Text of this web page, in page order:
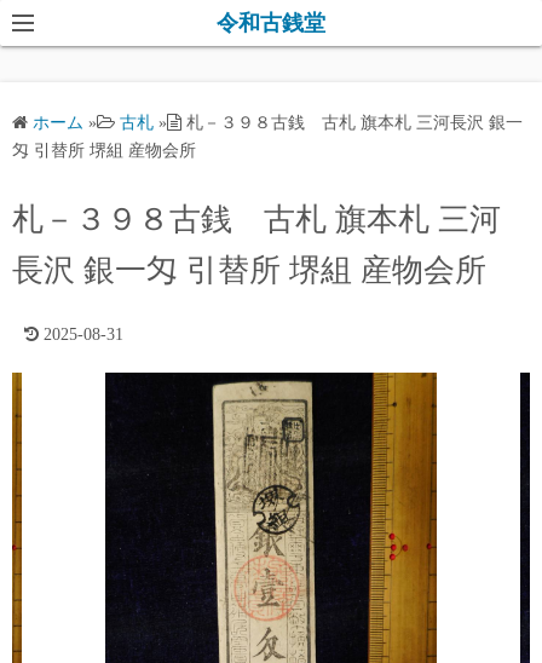
コ
ン
ツ
キ
ッ
令和古銭堂
ホーム » 古札 »
札－３９８古銭 古札 旗本札 三河長沢 銀一
匁 引替所 堺組 産物会所
札－３９８古銭 古札 旗本札 三河
長沢 銀一匁 引替所 堺組 産物会所
2025-08-31